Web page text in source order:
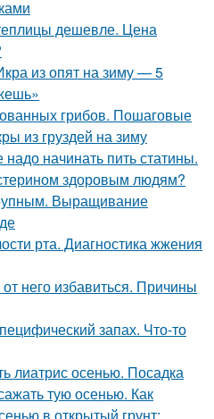
дешевле. Цена
из опят на зиму — 5
грибов. Пошаговые
из груздей на зиму
начинать пить статины.
здоровым людям?
Выращивание
рта. Диагностика жжения
от него избавиться. Причины
запах. Что-то
лиатрис осенью. Посадка
тую осенью. Как